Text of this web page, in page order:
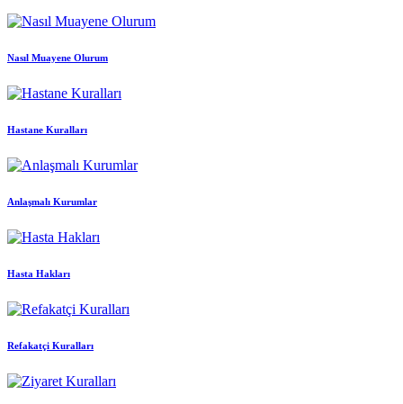
Nasıl Muayene Olurum
Hastane Kuralları
Anlaşmalı Kurumlar
Hasta Hakları
Refakatçi Kuralları